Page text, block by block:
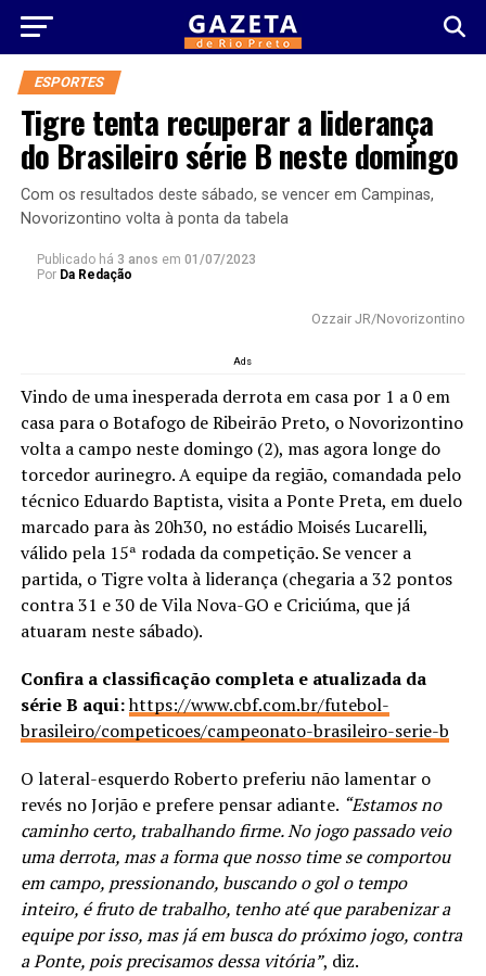
ESPORTES
Tigre tenta recuperar a liderança
do Brasileiro série B neste domingo
Com os resultados deste sábado, se vencer em Campinas,
Novorizontino volta à ponta da tabela
Publicado há 3 anos em 01/07/2023
Por Da Redação
Ozzair JR/Novorizontino
Ads
Vindo de uma inesperada derrota em casa por 1 a 0 em
casa para o Botafogo de Ribeirão Preto, o Novorizontino
volta a campo neste domingo (2), mas agora longe do
torcedor aurinegro. A equipe da região, comandada pelo
técnico Eduardo Baptista, visita a Ponte Preta, em duelo
marcado para às 20h30, no estádio Moisés Lucarelli,
válido pela 15ª rodada da competição. Se vencer a
partida, o Tigre volta à liderança (chegaria a 32 pontos
contra 31 e 30 de Vila Nova-GO e Criciúma, que já
atuaram neste sábado).
Confira a classificação completa e atualizada da
série B aqui:https://www.cbf.com.br/futebol-
brasileiro/competicoes/campeonato-brasileiro-serie-b
O lateral-esquerdo Roberto preferiu não lamentar o
revés no Jorjão e prefere pensar adiante. “Estamos no
caminho certo, trabalhando firme. No jogo passado veio
uma derrota, mas a forma que nosso time se comportou
em campo, pressionando, buscando o gol o tempo
inteiro, é fruto de trabalho, tenho até que parabenizar a
equipe por isso, mas já em busca do próximo jogo, contra
a Ponte, pois precisamos dessa vitória”, diz.